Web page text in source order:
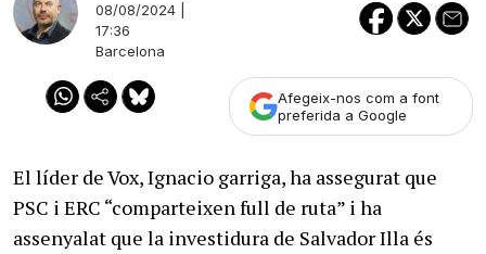
08/08/2024 |
17:36
Barcelona
Afegeix-nos com a font
preferida a Google
El líder de Vox, Ignacio garriga, ha assegurat que
PSC i ERC “comparteixen full de ruta” i ha
assenyalat que la investidura de Salvador Illa és